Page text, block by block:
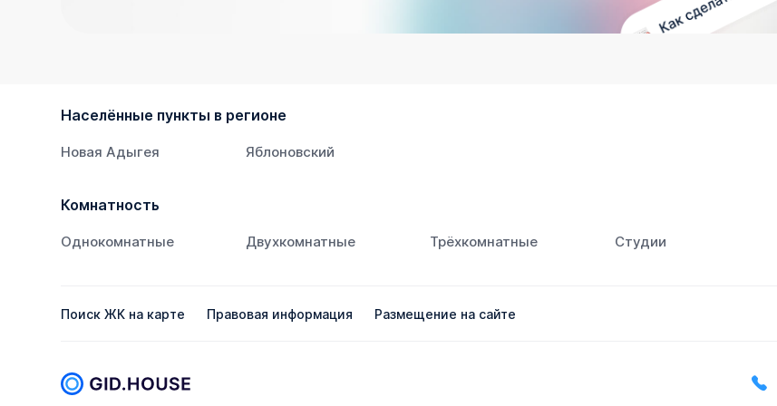
Населённые пункты в регионе
Новая Адыгея Яблоновский
Комнатность
Однокомнатные Двухкомнатные Трёхкомнатные Студии
Поиск ЖК на карте Правовая информация Размещение на сайте